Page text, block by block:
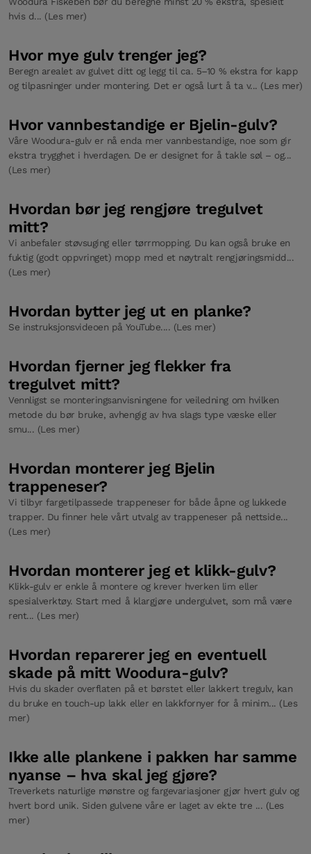
hvis d... (Les mer)
Hvor mye gulv trenger jeg?
Beregn arealet av gulvet ditt og legg til ca. 5–10 % ekstra for kapp
og tilpasninger under montering. Det er også lurt å ta v... (Les mer)
Hvor vannbestandige er Bjelin-gulv?
Våre Woodura-gulv er nå enda mer vannbestandige, noe som gir
ekstra trygghet i hverdagen. De er designet for å takle søl – og...
(Les mer)
Hvordan bør jeg rengjøre tregulvet
mitt?
Vi anbefaler støvsuging eller tørrmopping. Du kan også bruke en
fuktig (godt oppvringet) mopp med et nøytralt rengjøringsmidd...
(Les mer)
Hvordan bytter jeg ut en planke?
Se instruksjonsvideoen på YouTube.... (Les mer)
Hvordan fjerner jeg flekker fra
tregulvet mitt?
Vennligst se monteringsanvisningene for veiledning om hvilken
metode du bør bruke, avhengig av hva slags type væske eller
smu... (Les mer)
Hvordan monterer jeg Bjelin
trappeneser?
Vi tilbyr fargetilpassede trappeneser for både åpne og lukkede
trapper. Du finner hele vårt utvalg av trappeneser på nettside...
(Les mer)
Hvordan monterer jeg et klikk-gulv?
Klikk-gulv er enkle å montere og krever hverken lim eller
spesialverktøy. Start med å klargjøre undergulvet, som må være
rent... (Les mer)
Hvordan reparerer jeg en eventuell
skade på mitt Woodura-gulv?
Hvis du skader overflaten på et børstet eller lakkert tregulv, kan
du bruke en touch-up lakk eller en lakkfornyer for å minim... (Les
mer)
Ikke alle plankene i pakken har samme
nyanse – hva skal jeg gjøre?
Treverkets naturlige mønstre og fargevariasjoner gjør hvert gulv og
hvert bord unik. Siden gulvene våre er laget av ekte tre ... (Les
mer)